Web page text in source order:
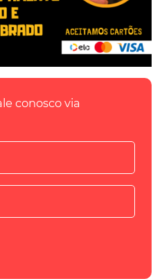
conosco via